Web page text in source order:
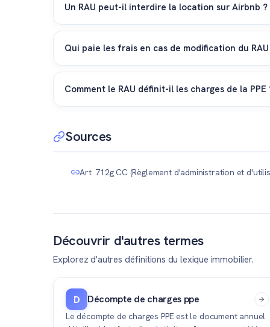
règlement d'ordre) est un document plus souple,
commune, ou règles de stationnement.
Un RAU peut-il interdire la location sur Airbnb ?
Oui, de nombreux RAU récents intègrent des
à un investisseur, ce point sera déterminant pour
Qui paie les frais en cas de modification du
Si une modification du RAU est nécessaire (par
et d'inscription au Registre foncier sont
Comment le RAU définit-il les charges de la PPE
fait au prorata des quotes-parts (millièmes) de
Sources
Art. 712g CC (Règlement d'administration et
Découvrir d'autres termes
Explorez d'autres définitions du lexique immobilier.
D Décompte de charges ppe
Le décompte de charges PPE est le document annuel